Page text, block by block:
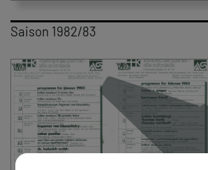
Saison 1982/83